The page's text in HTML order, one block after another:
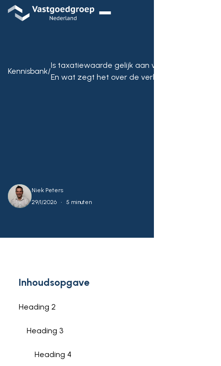
Kennisbank/
Is taxatiewaarde gelijk aan verkoopwaarde?
En wat zegt het over de verkoopprijs
Niek Peters
29/1/2026
• 5 minuten
Inhoudsopgave
Heading 2
Heading 3
Heading 4